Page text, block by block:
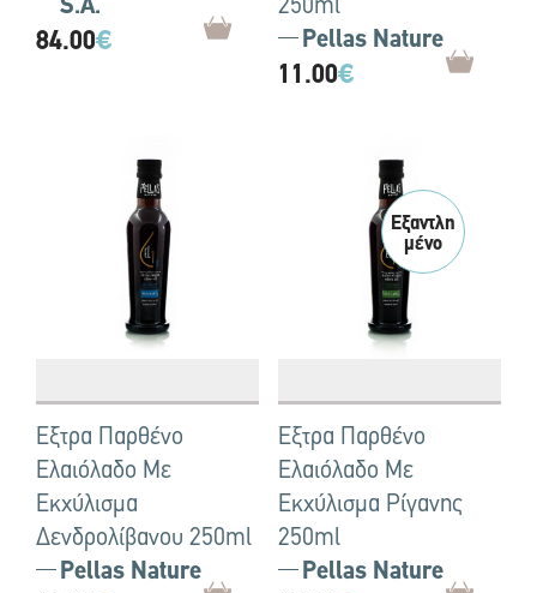
S.A.
84.00€
250ml
Pellas Nature
11.00€
Έξτρα Παρθένο
Ελαιόλαδο Με
Εκχύλισμα
Δενδρολίβανου 250ml
Pellas Nature
Έξτρα Παρθένο
Ελαιόλαδο Με
Εκχύλισμα Ρίγανης
250ml
Pellas Nature